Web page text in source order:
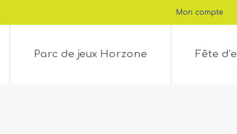
Mon compte
Parc de jeux Horzone Fête